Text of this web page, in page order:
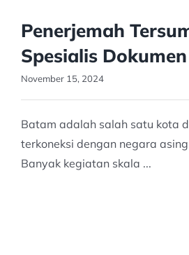
Penerjemah
Spesialis
November 15, 2024
Batam adalah salah satu kota
terkoneksi dengan negara
Banyak kegiatan skala ...